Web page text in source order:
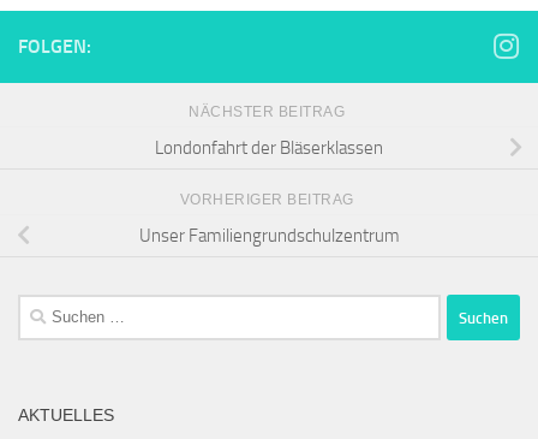
FOLGEN:
NÄCHSTER BEITRAG
Londonfahrt der Bläserklassen
VORHERIGER BEITRAG
Unser Familiengrundschulzentrum
Suchen
nach:
AKTUELLES